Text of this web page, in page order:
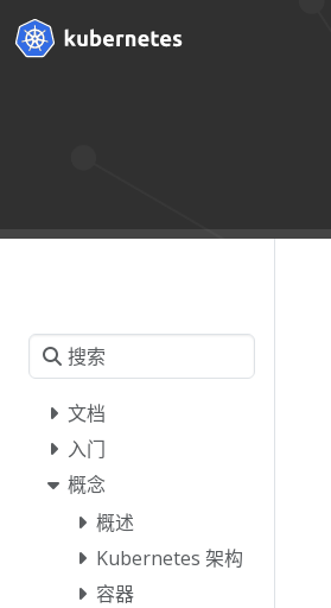
文档
入门
概念
概述
Kubernetes 架构
容器